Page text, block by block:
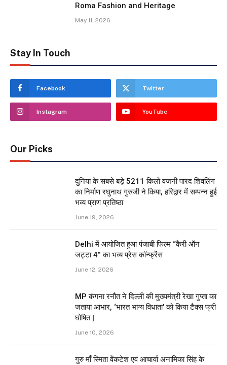
Roma Fashion and Heritage
May 11, 2026
Stay In Touch
Facebook Twitter
Instagram YouTube
Our Picks
दुनिया के सबसे बड़े 5211 किलो वजनी पारद शिवलिंग
का निर्माण रघुनाथ गुरुजी ने किया, हरिद्वार में सम्पन्न हुई
भव्य प्राण प्रतिष्ठा
June 19, 2026
Delhi में आयोजित हुआ पंजाबी फिल्म “कैरी ऑन
जट्टा 4” का भव्य प्रेस कॉन्फ्रेंस
June 12, 2026
MP कंगना रनौत ने दिल्ली की मुख्यमंत्री रेखा गुप्ता का
जताया आभार, ‘भारत भाग्य विधाता’ को किया टैक्स फ्री
घोषित |
June 10, 2026
गुरु माँ स्मिता वेंकटेश एवं आचार्या अनामिका सिंह के